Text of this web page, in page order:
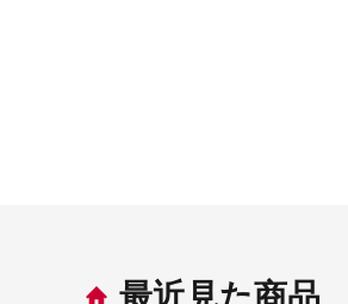
最近見た商品